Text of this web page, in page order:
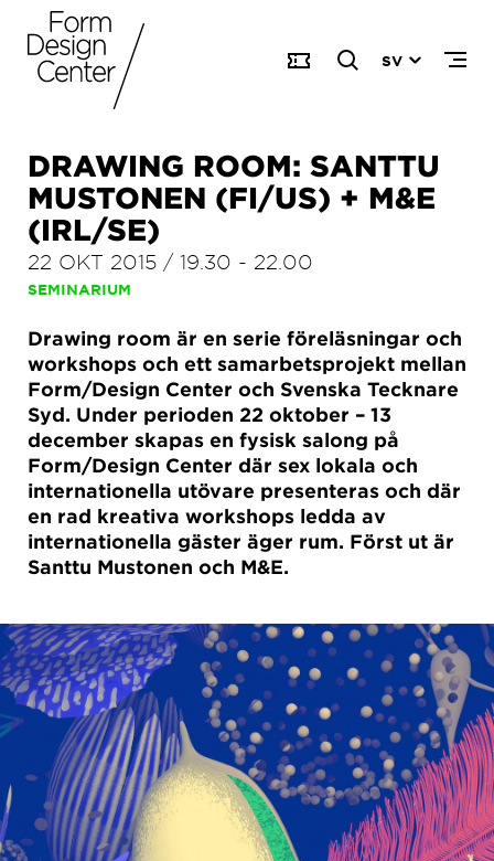
SV
DRAWING ROOM: SANTTU
MUSTONEN (FI/US) + M&E
(IRL/SE)
22 OKT 2015 / 19.30 - 22.00
SEMINARIUM
Drawing room är en serie föreläsningar och
workshops och ett samarbetsprojekt mellan
Form/Design Center och Svenska Tecknare
Syd. Under perioden 22 oktober – 13
december skapas en fysisk salong på
Form/Design Center där sex lokala och
internationella utövare presenteras och där
en rad kreativa workshops ledda av
internationella gäster äger rum. Först ut är
Santtu Mustonen och M&E.